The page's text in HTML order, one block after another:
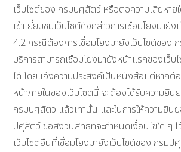
เว็บไซต์ของ กรมปศุสัตว์ หรือต่อความเสียหาย
เข้าเยี่ยมชมเว็บไซต์ดังกล่าวการเชื่อมโยงมายั
4.2 กรณีต้องการเชื่อมโยงมายังเว็บไซต์ของ
บริการสามารถเชื่อมโยงมายังหน้าแรกของเว็
ได้ โดยแจ้งความประสงค์เป็นหนังสือแต่หากต้
หน้าภายในของเว็บไซต์นี้ จะต้องได้รับความยิ
กรมปศุสัตว์ แล้วเท่านั้น และในการให้ความยิน
ปศุสัตว์ ขอสงวนสิทธิที่จะกำหนดเงื่อนไขใด ๆ ไ
เว็บไซต์อื่นที่เชื่อมโยงมายังเว็บไซต์ของ กรมป